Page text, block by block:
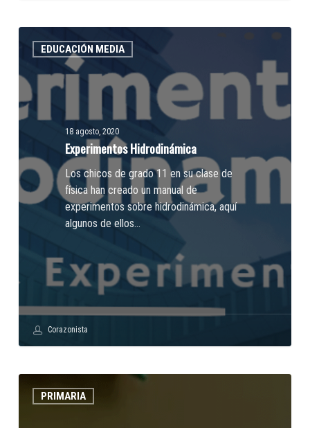
EDUCACIÓN MEDIA
Hidrodinámica
18 agosto, 2020
Experimentos Hidrodinámica
Los chicos de grado 11 en su clase de
física han creado un manual de
experimentos sobre hidrodinámica, aquí
algunos de ellos...
Corazonista
PRIMARIA